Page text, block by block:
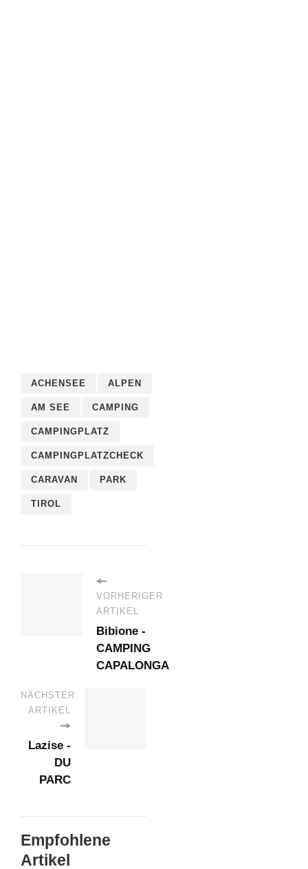
ACHENSEE ALPEN
AM SEE CAMPING
CAMPINGPLATZ
CAMPINGPLATZCHECK
CARAVAN PARK
TIROL
VORHERIGER
ARTIKEL
Bibione -
CAMPING
CAPALONGA
NÄCHSTER
ARTIKEL
Lazise -
DU
PARC
Empfohlene
Artikel